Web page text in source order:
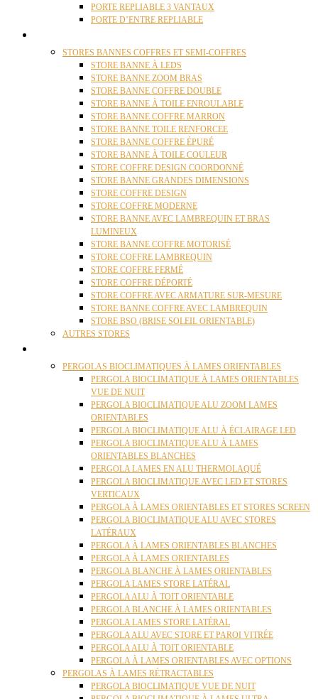
PORTE REPLIABLE 3 VANTAUX
PORTE D’ENTRE REPLIABLE
STORES BANNES COFFRES ET SEMI-COFFRES
STORE BANNE À LEDS
STORE BANNE ZOOM BRAS
STORE BANNE COFFRE DOUBLE
STORE BANNE À TOILE ENROULABLE
STORE BANNE COFFRE MARRON
STORE BANNE TOILE RENFORCEE
STORE BANNE COFFRE ÉPURÉ
STORE BANNE À TOILE COULEUR
STORE COFFRE DESIGN COORDONNÉ
STORE BANNE GRANDES DIMENSIONS
STORE COFFRE DESIGN
STORE COFFRE MODERNE
STORE BANNE AVEC LAMBREQUIN ET BRAS
LUMINEUX
STORE BANNE COFFRE MOTORISÉ
STORE COFFRE LAMBREQUIN
STORE COFFRE FERMÉ
STORE COFFRE DÉPORTÉ
STORE COFFRE AVEC ARMATURE SUR-MESURE
STORE BANNE COFFRE AVEC LAMBREQUIN
STORE BSO (BRISE SOLEIL ORIENTABLE)
AUTRES STORES
PERGOLAS BIOCLIMATIQUES À LAMES ORIENTABLES
PERGOLA BIOCLIMATIQUE À LAMES ORIENTABLES
VUE DE NUIT
PERGOLA BIOCLIMATIQUE ALU ZOOM LAMES
ORIENTABLES
PERGOLA BIOCLIMATIQUE ALU À ÉCLAIRAGE LED
PERGOLA BIOCLIMATIQUE ALU À LAMES
ORIENTABLES BLANCHES
PERGOLA LAMES EN ALU THERMOLAQUÉ
PERGOLA BIOCLIMATIQUE AVEC LED ET STORES
VERTICAUX
PERGOLA À LAMES ORIENTABLES ET STORES SCREEN
PERGOLA BIOCLIMATIQUE ALU AVEC STORES
LATÉRAUX
PERGOLA À LAMES ORIENTABLES BLANCHES
PERGOLA À LAMES ORIENTABLES
PERGOLA BLANCHE À LAMES ORIENTABLES
PERGOLA LAMES STORE LATÉRAL
PERGOLA ALU À TOIT ORIENTABLE
PERGOLA BLANCHE À LAMES ORIENTABLES
PERGOLA LAMES STORE LATÉRAL
PERGOLA ALU AVEC STORE ET PAROI VITRÉE
PERGOLA ALU À TOIT ORIENTABLE
PERGOLA À LAMES ORIENTABLES AVEC OPTIONS
PERGOLAS À LAMES RÉTRACTABLES
PERGOLA BIOCLIMATIQUE VUE DE NUIT